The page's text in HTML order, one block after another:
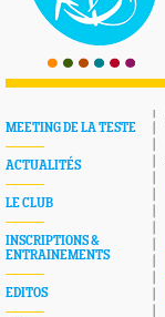
MEETING DE LA TESTE
ACTUALITÉS
LE CLUB
INSCRIPTIONS &
ENTRAINEMENTS
EDITOS